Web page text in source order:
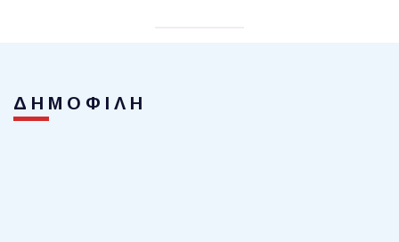
ΔΗΜΟΦΙΛΗ